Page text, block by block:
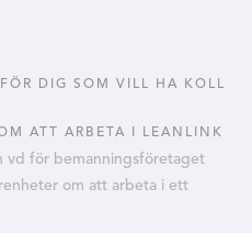
DIG SOM VILL HA KOLL
ATT ARBETA I LEANLINK
vd för bemanningsföretaget
om att arbeta i ett